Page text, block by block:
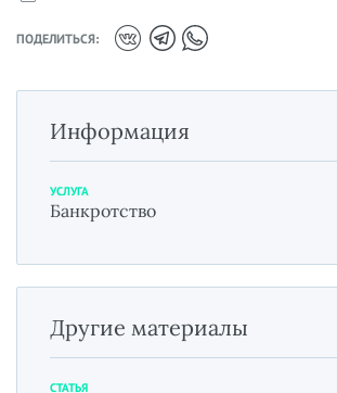
ПОДЕЛИТЬСЯ:
Информация
УСЛУГА
Банкротство
Другие материалы
СТАТЬЯ